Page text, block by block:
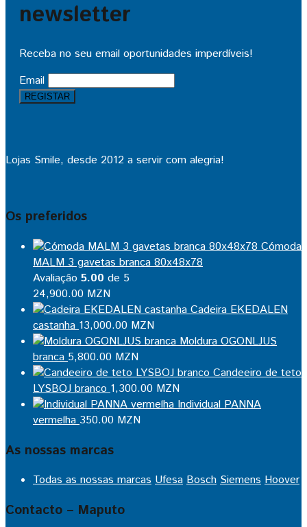
newsletter
Receba no seu email oportunidades imperdíveis!
Email
Lojas Smile, desde 2012 a servir com alegria!
Os preferidos
Cómoda
MALM 3 gavetas branca 80x48x78
Avaliação 5.00 de 5
24,900.00 MZN
Cadeira EKEDALEN
castanha 13,000.00 MZN
Moldura OGONLJUS
branca 5,800.00 MZN
Candeeiro de teto
LYSBOJ branco 1,300.00 MZN
Individual PANNA
vermelha 350.00 MZN
As nossas marcas
Todas as nossas marcas Ufesa Bosch Siemens Hoover
Contacto – Maputo